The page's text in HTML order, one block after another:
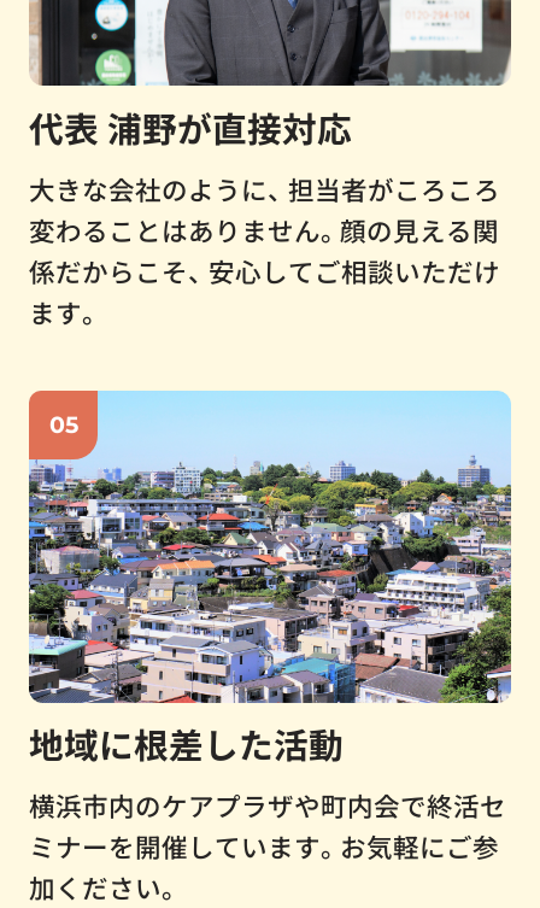
代表 浦野が直接対応
大きな会社のように、 担当者がころころ
変わることはありません。顔の見える関
係だからこそ、 安心してご相談いただけ
ます。
05
地域に根差した活動
横浜市内のケアプラザや町内会で終活セ
ミナーを開催しています。お気軽にご参
加ください。